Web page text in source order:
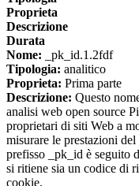
Proprieta
Descrizione
Durata
Nome: _pk_id.1.2fdf
Tipologia: analitico
Proprieta: Prima parte
Descrizione: Questo
analisi web open source
proprietari di siti Web a
misurare le prestazioni
prefisso _pk_id è seguito
si ritiene sia un codice di
cookie.